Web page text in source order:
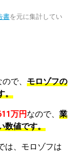
書を元に集計してい
ので、 モロゾフの
。
万円 なので、 業
数値です。
は、モロゾフは